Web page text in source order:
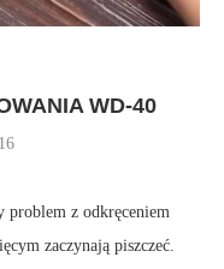
WD-40
problem z odkręceniem
zaczynają piszczeć.